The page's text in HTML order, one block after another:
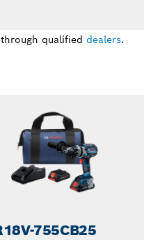
qualified dealers.
755CB25